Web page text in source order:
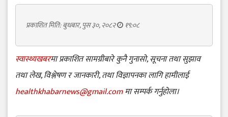
प्रकाशित मिति: बुधबार, पुस ३०, २०८२ १९:०८
स्वास्थ्यखबरमा प्रकाशित सामग्रीबारे कुनै गुनासो, सूचना तथा सुझाव
तथा लेख, विश्लेषण र जानकारी, तथा विज्ञापनका लागि हामीलाई
healthkhabarnews@gmail.comमा सम्पर्क गर्नुहोला।